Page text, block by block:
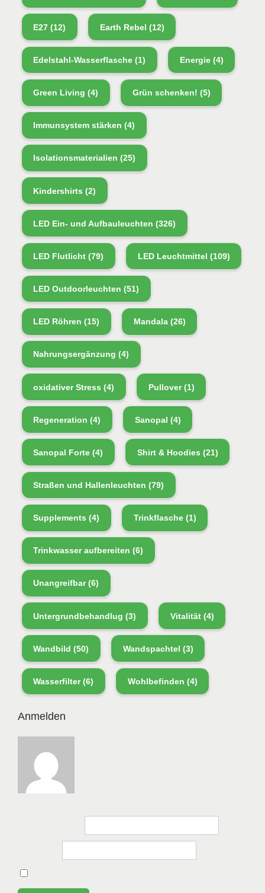
E27 (12) Earth Rebel (12)
Edelstahl-Wasserflasche (1) Energie(4)
Green Living (4) Grün schenken! (5)
Immunsystem stärken (4)
Isolationsmaterialien (25)
Kindershirts (2)
LED Ein- und Aufbauleuchten (326)
LED Flutlicht (79) LED Leuchtmittel (109)
LED Outdoorleuchten (51)
LED Röhren (15) Mandala(26)
Nahrungsergänzung (4)
oxidativer Stress (4) Pullover(1)
Regeneration (4) Sanopal (4)
Sanopal Forte (4) Shirt & Hoodies (21)
Straßen und Hallenleuchten (79)
Supplements (4) Trinkflasche(1)
Trinkwasser aufbereiten (6)
Unangreifbar(6)
Untergrundbehandlug (3) Vitalität(4)
Wandbild (50) Wandspachtel (3)
Wasserfilter(6) Wohlbefinden (4)
Anmelden